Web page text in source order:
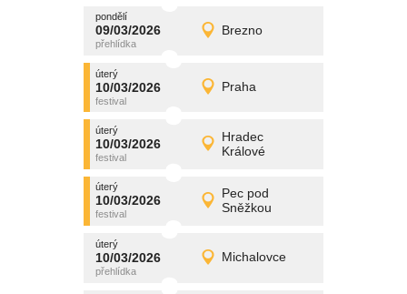
pondělí
09/03/2026 Brezno
pondělí
09/03/2026 Detail
promítání
úterý
10/03/2026 Praha
úterý
10/03/2026 Detail
promítání
úterý
10/03/2026
Hradec
Králové
úterý
10/03/2026 Detail
promítání
úterý
10/03/2026
Pec pod
Sněžkou
úterý
10/03/2026 Detail
promítání
úterý
10/03/2026 Michalovce
úterý
10/03/2026 Detail
promítání